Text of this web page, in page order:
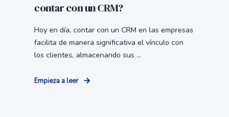
contar con un CRM?
Hoy en día, contar con un CRM en las empresas
facilita de manera significativa el vínculo con
los clientes, almacenando sus ...
Empieza a leer